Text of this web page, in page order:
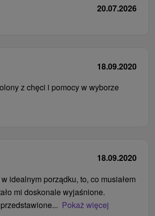
20.07.2026
18.09.2020
z chęci i pomocy w wyborze
18.09.2020
idealnym porządku, to, co musiałem
mi doskonale wyjaśnione.
Pokaż więcej